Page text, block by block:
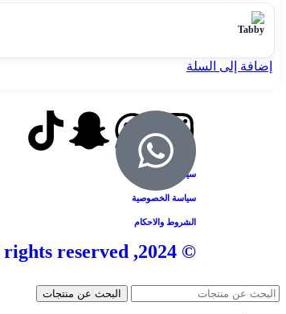
إضافة إلى السلة
سياسة الاسترجاع
سياسة الخصوصية
الشروط والاحكام
© 2024, Tangle Company, all rights reserved.
البحث عن منتجات